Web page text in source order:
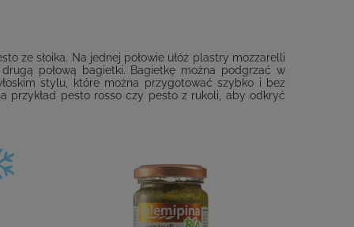
ze słoika. Na jednej połowie ułóż plastry mozzarelli
połową bagietki. Bagietkę można podgrzać w
stylu, które można przygotować szybko i bez
przykład pesto rosso czy pesto z rukoli, aby odkryć